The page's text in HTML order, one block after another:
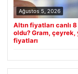
Ağustos 5, 2026
Altın fiyatları canlı
oldu? Gram, çeyrek,
fiyatları